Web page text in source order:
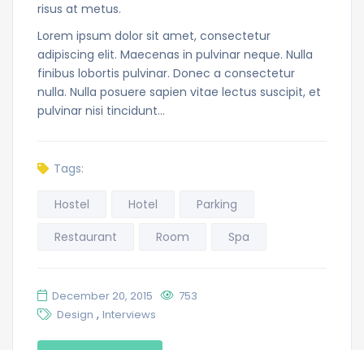
risus at metus.
Lorem ipsum dolor sit amet, consectetur
adipiscing elit. Maecenas in pulvinar neque. Nulla
finibus lobortis pulvinar. Donec a consectetur
nulla. Nulla posuere sapien vitae lectus suscipit, et
pulvinar nisi tincidunt…
Tags:
Hostel Hotel
Parking
Restaurant
Room Spa
December 20, 2015
753
Design , Interviews